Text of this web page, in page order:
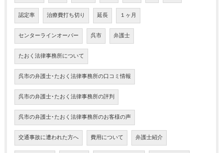
認定率 治療費打ち切り 延長 １ヶ月
センターラインオーバー 呉市 弁護士
たおく法律事務所について
呉市の弁護士･たおく法律事務所の口コミ情報
呉市の弁護士･たおく法律事務所の評判
呉市の弁護士･たおく法律事務所のお客様の声
交通事故に遭われた方へ 費用について 弁護士紹介